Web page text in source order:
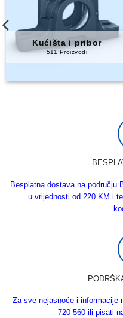
Besplatna dostava na području
u vrijednosti od 220 KM i
Za sve nejasnoće i informacije
720 560 ili pisati